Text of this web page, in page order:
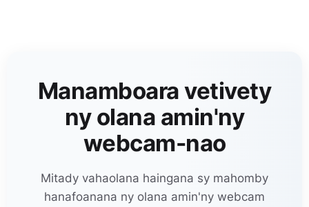
Manamboara vetivety
ny olana amin'ny
webcam-nao
Mitady vahaolana haingana sy mahomby
hanafoanana ny olana amin'ny webcam